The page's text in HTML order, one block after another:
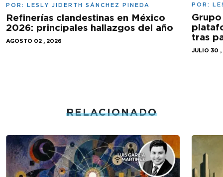
POR: LESLY JIDERTH SÁNCHEZ PINEDA
Refinerías clandestinas en México
2026: principales hallazgos del año
AGOSTO 02 , 2026
POR:
tras
JULIO 30
RELACIONADO